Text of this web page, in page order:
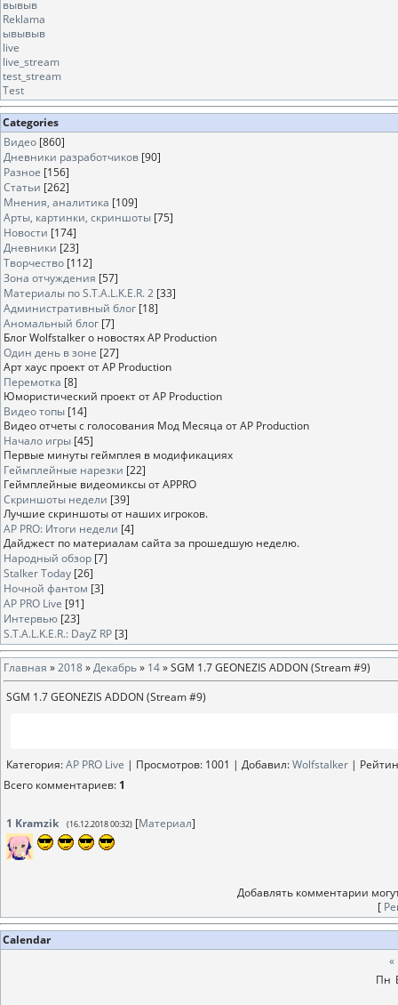
вывыв
Reklama
ывывыв
live
live_stream
test_stream
Test
Categories
Видео [860]
Дневники разработчиков [90]
Разное [156]
Статьи [262]
Мнения, аналитика [109]
Арты, картинки, скриншоты [75]
Новости [174]
Дневники [23]
Творчество [112]
Зона отчуждения [57]
Материалы по S.T.A.L.K.E.R. 2 [33]
Административный блог [18]
Аномальный блог [7]
Блог Wolfstalker о новостях AP Production
Один день в зоне [27]
Арт хаус проект от AP Production
Перемотка [8]
Юмористический проект от AP Production
Видео топы [14]
Видео отчеты с голосования Мод Месяца от AP Production
Начало игры [45]
Первые минуты геймплея в модификациях
Геймплейные нарезки [22]
Геймплейные видеомиксы от APPRO
Скриншоты недели [39]
Лучшие скриншоты от наших игроков.
AP PRO: Итоги недели [4]
Дайджест по материалам сайта за прошедшую неделю.
Народный обзор [7]
Stalker Today [26]
Ночной фантом [3]
AP PRO Live [91]
Интервью [23]
S.T.A.L.K.E.R.: DayZ RP [3]
Главная »2018»Декабрь» 14» SGM 1.7 GEONEZIS ADDON (Stream #9)
SGM 1.7 GEONEZIS ADDON (Stream #9)
Категория:AP PRO Live | Просмотров: 1001 | Добавил:Wolfstalker |
Всего комментариев: 1
1 Kramzik (16.12.2018 00:32) [Материал]
Добавлять комментарии
[
Calendar
«
Пн